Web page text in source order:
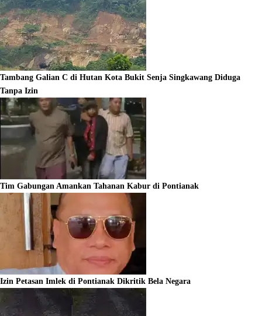
Tambang Galian C di Hutan Kota Bukit Senja Singkawang Diduga
Tanpa Izin
Tim Gabungan Amankan Tahanan Kabur di Pontianak
Izin Petasan Imlek di Pontianak Dikritik Bela Negara